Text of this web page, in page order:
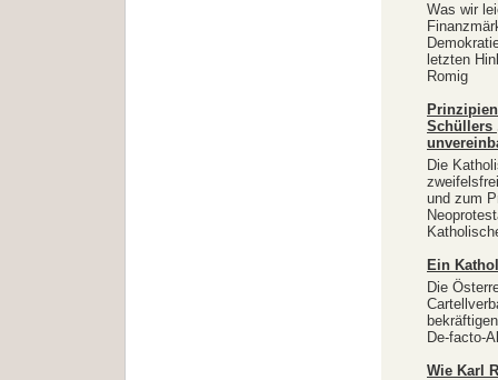
Was wir
letzten
Romig
Schüllers
Die
und zum
Ein
Die
De-facto-
Wie Karl